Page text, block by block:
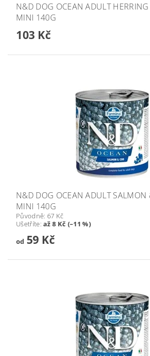
N&D DOG OCEAN ADULT
MINI 140G
103 Kč
N&D DOG OCEAN ADULT SALMON
MINI 140G
Původně: 67 Kč
Ušetříte:až 8 Kč (–11 %)
od59 Kč